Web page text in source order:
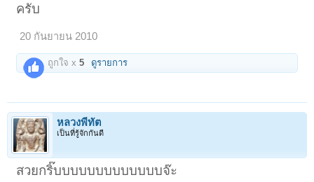
ครับ
20 กันยายน 2010
ถูกใจ x5 ดูรายการ
หลวงพี่ทัต
เป็นที่รู้จักกันดี
สวยกริ๊บบบบบบบบบบบบบจ๊ะ